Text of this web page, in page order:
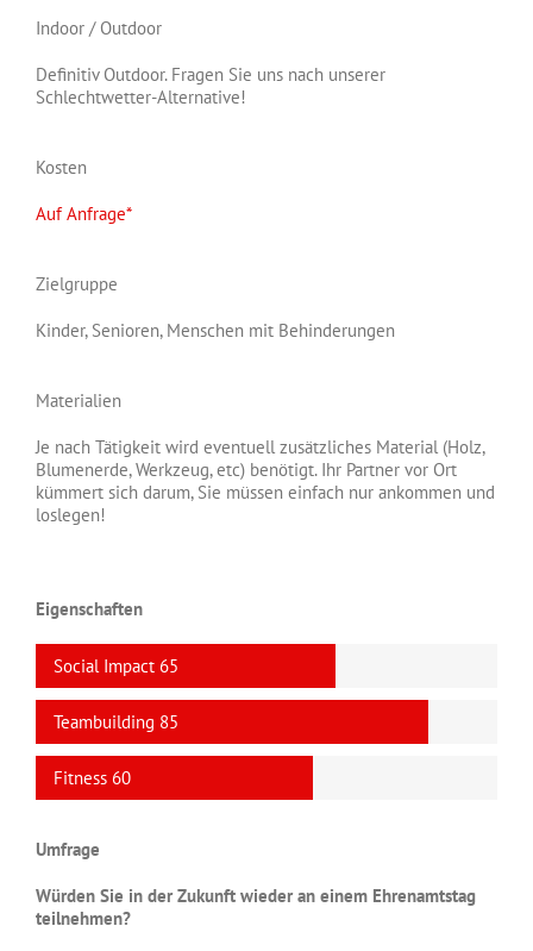
Indoor / Outdoor
Definitiv Outdoor. Fragen Sie uns nach unserer
Schlechtwetter-Alternative!
Kosten
Auf Anfrage*
Zielgruppe
Kinder, Senioren, Menschen mit Behinderungen
Materialien
Je nach Tätigkeit wird eventuell zusätzliches Material (Holz,
Blumenerde, Werkzeug, etc) benötigt. Ihr Partner vor Ort
kümmert sich darum, Sie müssen einfach nur ankommen und
loslegen!
Eigenschaften
Social Impact 65
Teambuilding 85
Fitness 60
Umfrage
Würden Sie in der Zukunft wieder an einem Ehrenamtstag
teilnehmen?